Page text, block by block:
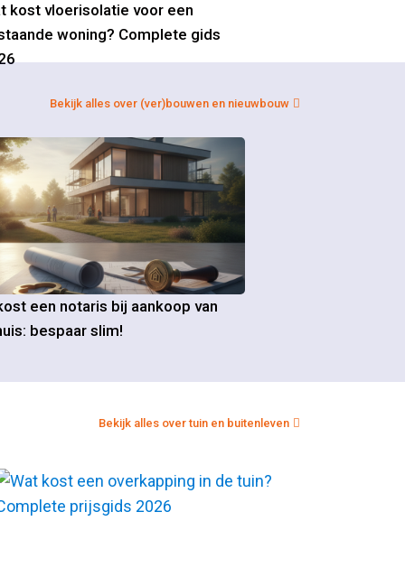
kost vloerisolatie voor een
woning? Complete gids
Bekijk alles over (ver)bouwen en nieuwbouw
een notaris bij aankoop van
bespaar slim!
Bekijk alles over tuin en buitenleven